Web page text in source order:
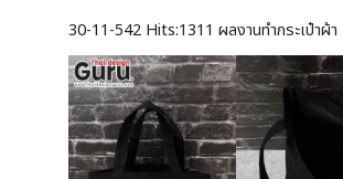
30-11-542 Hits:1311 ผลงานทำกระเป๋าผ้า